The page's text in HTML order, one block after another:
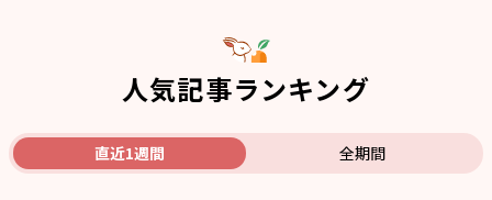
人気記事ランキング
直近1週間 全期間